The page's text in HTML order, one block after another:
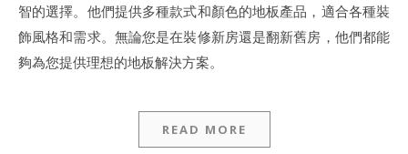
智的選擇。他們提供多種款式和顏色的地板產品，適合各種裝
飾風格和需求。無論您是在裝修新房還是翻新舊房，他們都能
夠為您提供理想的地板解決方案。
READ MORE